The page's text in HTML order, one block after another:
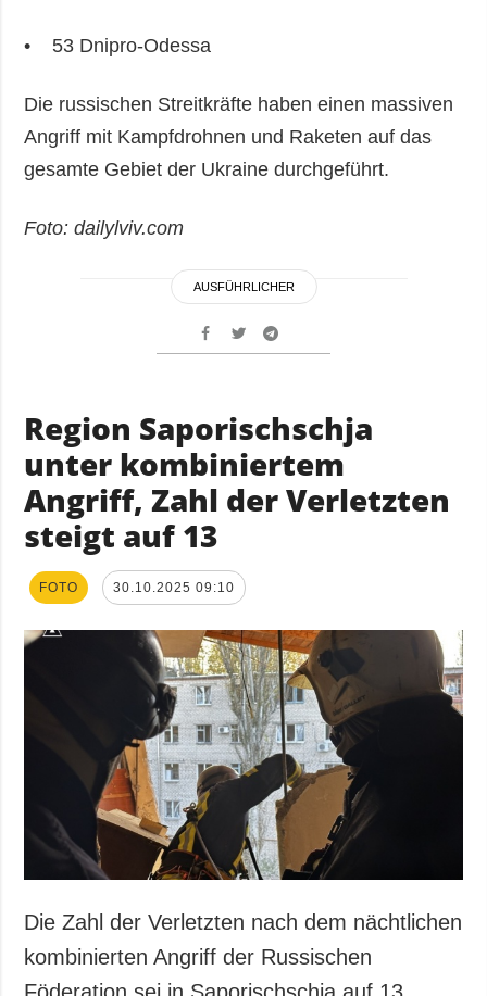
• 53 Dnipro-Odessa
Die russischen Streitkräfte haben einen massiven
Angriff mit Kampfdrohnen und Raketen auf das
gesamte Gebiet der Ukraine durchgeführt.
Foto: dailylviv.com
AUSFÜHRLICHER
Region Saporischschja
unter kombiniertem
Angriff, Zahl der Verletzten
steigt auf 13
FOTO 30.10.2025 09:10
Die Zahl der Verletzten nach dem nächtlichen
kombinierten Angriff der Russischen